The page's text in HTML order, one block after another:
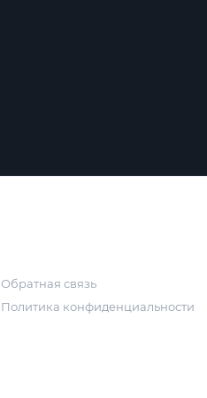
Обратная связь
Политика конфиденциальности